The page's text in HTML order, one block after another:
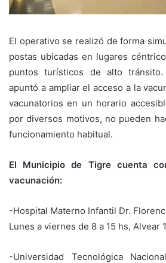
El operativo se realizó de forma
postas ubicadas en lugares
puntos turísticos de alto
apuntó a ampliar el acceso a la
vacunatorios en un horario
por diversos motivos, no pueden
funcionamiento habitual.
El Municipio de Tigre cuenta
vacunación:
-Hospital Materno Infantil Dr.
Lunes a viernes de 8 a 15 hs, Alvear
-Universidad Tecnológica